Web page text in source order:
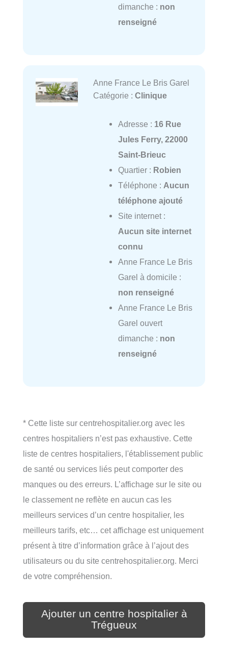
dimanche : non
renseigné
Anne France Le Bris Garel
Catégorie : Clinique
Adresse : 16 Rue
Jules Ferry, 22000
Saint-Brieuc
Quartier : Robien
Téléphone : Aucun
téléphone ajouté
Site internet :
Aucun site internet
connu
Anne France Le Bris
Garel à domicile :
non renseigné
Anne France Le Bris
Garel ouvert
dimanche : non
renseigné
* Cette liste sur centrehospitalier.org avec les
centres hospitaliers n’est pas exhaustive. Cette
liste de centres hospitaliers, l'établissement public
de santé ou services liés peut comporter des
manques ou des erreurs. L’affichage sur le site ou
le classement ne reflète en aucun cas les
meilleurs services d’un centre hospitalier, les
meilleurs tarifs, etc… cet affichage est uniquement
présent à titre d’information grâce à l’ajout des
utilisateurs ou du site centrehospitalier.org. Merci
de votre compréhension.
Ajouter un centre hospitalier à
Trégueux